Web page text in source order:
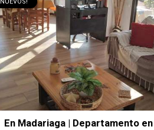
En Madariaga | Departamento en